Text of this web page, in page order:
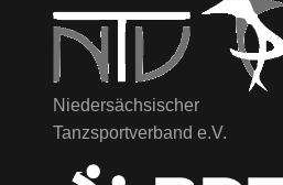
Niedersächsischer
Tanzsportverband e.V.